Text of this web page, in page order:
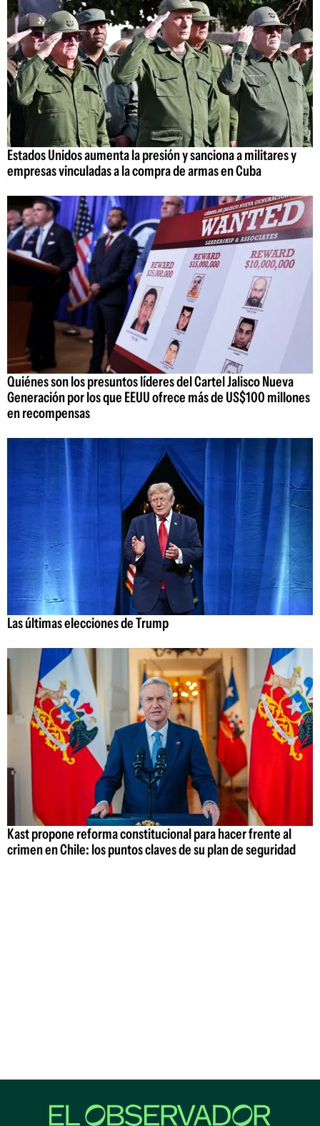
Estados Unidos aumenta la presión y sanciona a militares y
empresas vinculadas a la compra de armas en Cuba
Quiénes son los presuntos líderes del Cartel Jalisco Nueva
Generación por los que EEUU ofrece más de US$100 millones
en recompensas
Las últimas elecciones de Trump
Kast propone reforma constitucional para hacer frente al
crimen en Chile: los puntos claves de su plan de seguridad